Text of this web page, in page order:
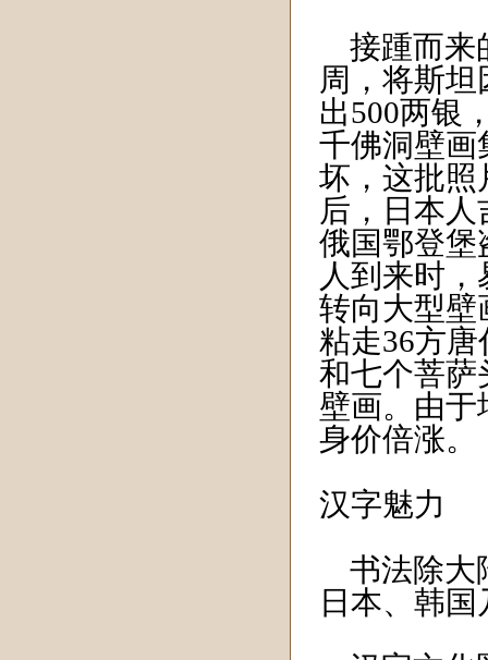
接踵而来
周，将斯
出500两银
千佛洞壁画
坏，这批照
后，日本
俄国鄂登堡
人到来时
转向大型壁
粘走36方
和七个菩萨
壁画。由于
身价倍涨。
汉字魅力
书法除大
日本、韩